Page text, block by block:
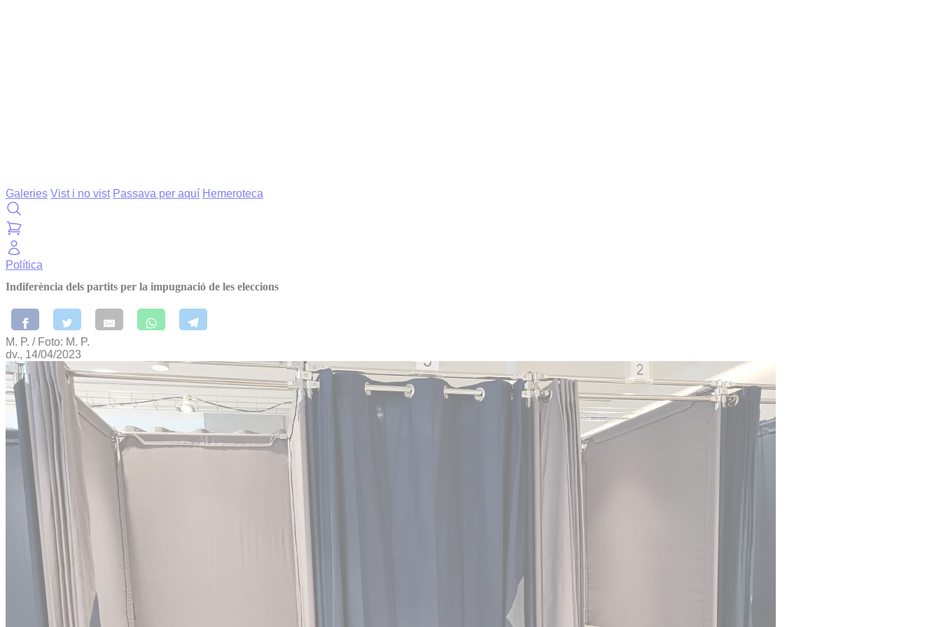
Galeries Vist i no vist Passava per aquí Hemeroteca
Política
Indiferència dels partits per la impugnació de les eleccions
M. P. / Foto: M. P.
dv., 14/04/2023